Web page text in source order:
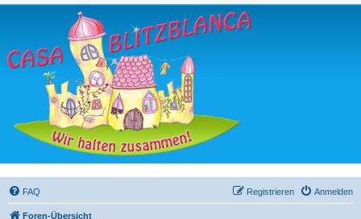
FAQ Anmelden
Registrieren
Foren-Übersicht